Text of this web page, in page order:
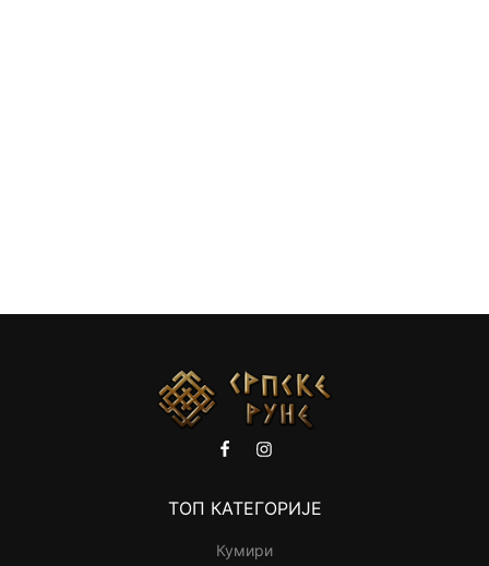
ТОП КАТЕГОРИЈЕ
Кумири